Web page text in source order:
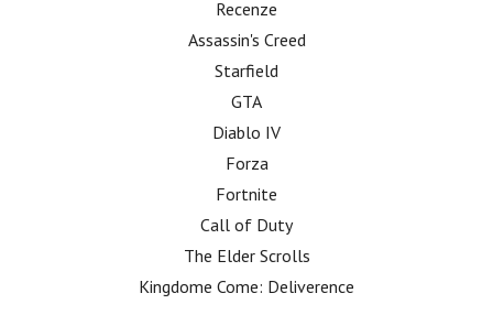
Recenze
Assassin's Creed
Starfield
GTA
Diablo IV
Forza
Fortnite
Call of Duty
The Elder Scrolls
Kingdome Come: Deliverence